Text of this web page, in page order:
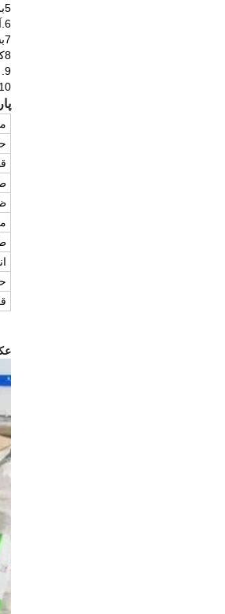
5برش سرد، کنترل سیستم سرو (اختیاری)
6.آلارم اتوماتیک برای شکستن نخ ، ارسال و جمع کردن کیسه های غیرطبیعی
7بسته بندي اتوماتيك پايين، برش و قرار دادن.
8کنترل مرکزي PLC، تنظیم و ضبط پارامتر صفحه نمایش لمسي.
9. ماشين دوختي با کيفيت بالا وارداتي / داخلي
10سرعت کنترلی اینورتر، شمارش خودکار کیسه، جمع کردن، حمل و نقل